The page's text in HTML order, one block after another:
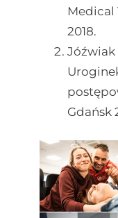
Medical
2018.
Jóźwiak
Gdańsk